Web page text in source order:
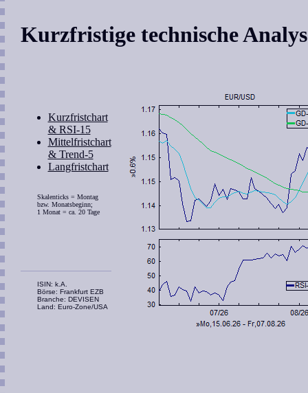
Kurzfristige technische
Kurzfristchart
& RSI-15
Mittelfristchart
& Trend-5
Langfristchart
Skalenticks = Montag
bzw. Monatsbeginn;
1 Monat = ca. 20 Tage
ISIN: k.A.
Börse: Frankfurt EZB
Branche: DEVISEN
Land: Euro-Zone/USA